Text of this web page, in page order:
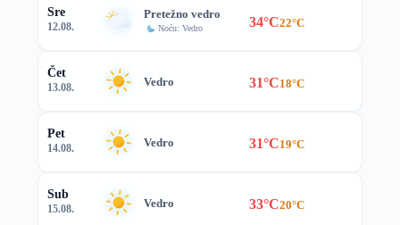
Sre
12.08.
Pretežno vedro
Noću: Vedro 34°C22°C
Čet
13.08. Vedro 31°C18°C
Pet
14.08. Vedro 31°C19°C
Sub
15.08. Vedro 33°C20°C